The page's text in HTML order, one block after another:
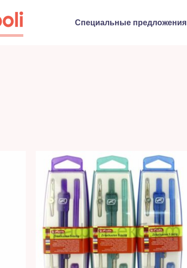
Специальные предложения